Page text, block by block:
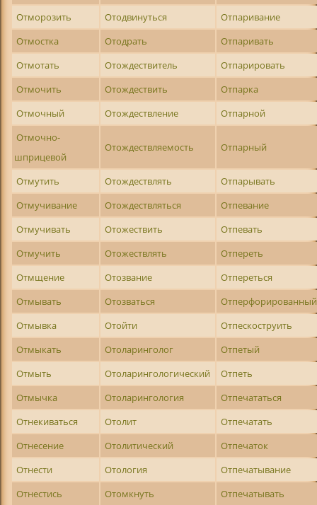
Отморозить
Отодвинуться
Отпаривание
Отмостка
Отодрать
Отпаривать
Отмотать
Отождествитель
Отпарировать
Отмочить
Отождествить
Отпарка
Отмочный
Отождествление
Отпарной
Отмочно-
шприцевой
Отождествляемость Отпарный
Отмутить Отождествлять
Отпарывать
Отмучивание
Отождествляться
Отпевание
Отмучивать
Отожествить
Отпевать
Отмучить
Отожествлять
Отпереть
Отмщение
Отозвание
Отпереться
Отмывать
Отозваться
Отперфорированный
Отмывка
Отойти
Отпескоструить
Отмыкать
Отоларинголог
Отпетый
Отмыть
Отоларингологический
Отпеть
Отмычка
Отоларингология
Отпечататься
Отнекиваться
Отолит
Отпечатать
Отнесение
Отолитический
Отпечаток
Отнести
Отология
Отпечатывание
Отнестись
Отомкнуть
Отпечатывать